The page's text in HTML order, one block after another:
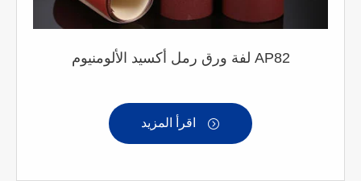
لفة ورق رمل أكسيد الألومنيوم AP82
